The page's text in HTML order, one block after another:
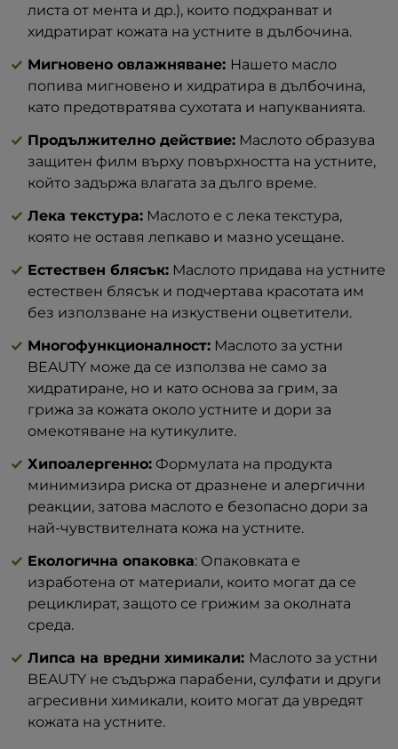
листа от мента и др.), които подхранват и
хидратират кожата на устните в дълбочина.
Мигновено овлажняване: Нашето масло
попива мигновено и хидратира в дълбочина,
като предотвратява сухотата и напукванията.
Продължително действие: Маслото образува
защитен филм върху повърхността на устните,
който задържа влагата за дълго време.
Лека текстура: Маслото е с лека текстура,
която не оставя лепкаво и мазно усещане.
Естествен блясък: Маслото придава на устните
естествен блясък и подчертава красотата им
без използване на изкуствени оцветители.
Многофункционалност: Маслото за устни
BEAUTY може да се използва не само за
хидратиране, но и като основа за грим, за
грижа за кожата около устните и дори за
омекотяване на кутикулите.
Хипоалергенно: Формулата на продукта
минимизира риска от дразнене и алергични
реакции, затова маслото е безопасно дори за
най-чувствителната кожа на устните.
Екологична опаковка: Опаковката е
изработена от материали, които могат да се
рециклират, защото се грижим за околната
среда.
Липса на вредни химикали: Маслото за устни
BEAUTY не съдържа парабени, сулфати и други
агресивни химикали, които могат да увредят
кожата на устните.